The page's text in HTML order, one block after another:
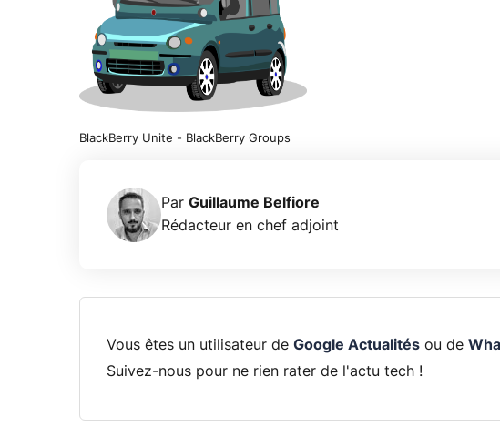
BlackBerry Unite - BlackBerry Groups
Par Guillaume Belfiore
Rédacteur en chef adjoint
Vous êtes un utilisateur de Google Actualitésou de
Suivez-nous pour ne rien rater de l'actu tech !